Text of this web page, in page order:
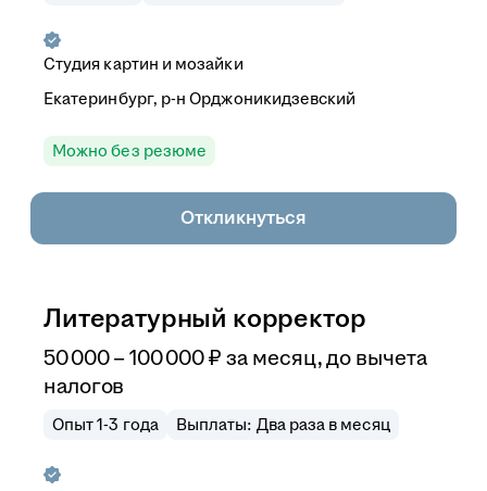
Студия картин и мозайки
Екатеринбург, р-н Орджоникидзевский
Можно без резюме
Откликнуться
Литературный корректор
50 000–100 000₽ за месяц,до вычета
налогов
Опыт 1-3 года Выплаты: Два раза в месяц